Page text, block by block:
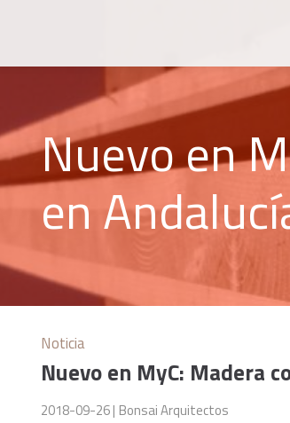
Nuevo en
en
Noticia
Nuevo en MyC: Madera
2018-09-26 | Bonsai Arquitectos